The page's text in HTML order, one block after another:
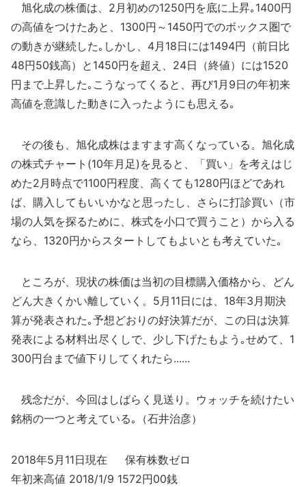
旭化成の株価は、2月初めの1250円を底に上昇｡1400円
の高値をつけたあと、1300円～1450円でのボックス圏で
の動きが継続した｡しかし、4月18日には1494円（前日比
48円50銭高）と1450円を超え、24日（終値）には1520
円まで上昇した｡こうなってくると、再び1月9日の年初来
高値を意識した動きに入ったようにも思える｡
その後も、旭化成株はますます高くなっている。旭化成
の株式チャート(10年月足)を見ると、「買い」を考えはじ
めた2月時点で1100円程度、高くても1280円ほどであれ
ば、購入してもいいかなと思ったし、さらに打診買い（市
場の人気を探るために、株式を小口で買うこと）から入る
なら、1320円からスタートしてもよいとも考えていた｡
ところが、現状の株価は当初の目標購入価格から、どん
どん大きくかい離していく。5月11日には、18年3月期決
算が発表された｡予想どおりの好決算だが、この日は決算
発表による材料出尽くしで、少し下げたもよう｡せめて、1
300円台まで値下りしてくれたら......
残念だが、今回はしばらく見送り。ウォッチを続けたい
銘柄の一つと考えている｡（石井治彦）
2018年5月11日現在 保有株数ゼロ
年初来高値 2018/1/9 1572円00銭